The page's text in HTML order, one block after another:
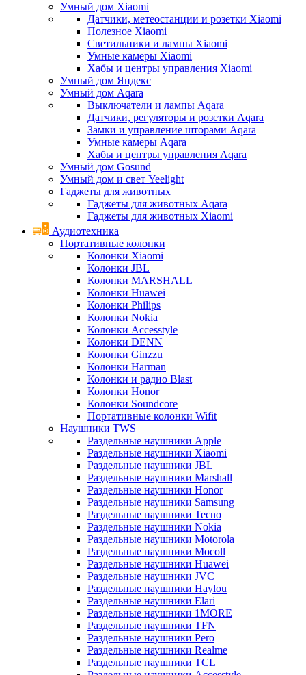
Умный дом Xiaomi
Датчики, метеостанции и розетки Xiaomi
Полезное Xiaomi
Светильники и лампы Xiaomi
Умные камеры Xiaomi
Хабы и центры управления Xiaomi
Умный дом Яндекс
Умный дом Aqara
Выключатели и лампы Aqara
Датчики, регуляторы и розетки Aqara
Замки и управление шторами Aqara
Умные камеры Aqara
Хабы и центры управления Aqara
Умный дом Gosund
Умный дом и свет Yeelight
Гаджеты для животных
Гаджеты для животных Aqara
Гаджеты для животных Xiaomi
Аудиотехника
Портативные колонки
Колонки Xiaomi
Колонки JBL
Колонки MARSHALL
Колонки Huawei
Колонки Philips
Колонки Nokia
Колонки Accesstyle
Колонки DENN
Колонки Ginzzu
Колонки Harman
Колонки и радио Blast
Колонки Honor
Колонки Soundcore
Портативные колонки Wifit
Наушники TWS
Раздельные наушники Apple
Раздельные наушники Xiaomi
Раздельные наушники JBL
Раздельные наушники Marshall
Раздельные наушники Honor
Раздельные наушники Samsung
Раздельные наушники Tecno
Раздельные наушники Nokia
Раздельные наушники Motorola
Раздельные наушники Mocoll
Раздельные наушники Huawei
Раздельные наушники JVC
Раздельные наушники Haylou
Раздельные наушники Elari
Раздельные наушники 1MORE
Раздельные наушники TFN
Раздельные наушники Pero
Раздельные наушники Realme
Раздельные наушники TCL